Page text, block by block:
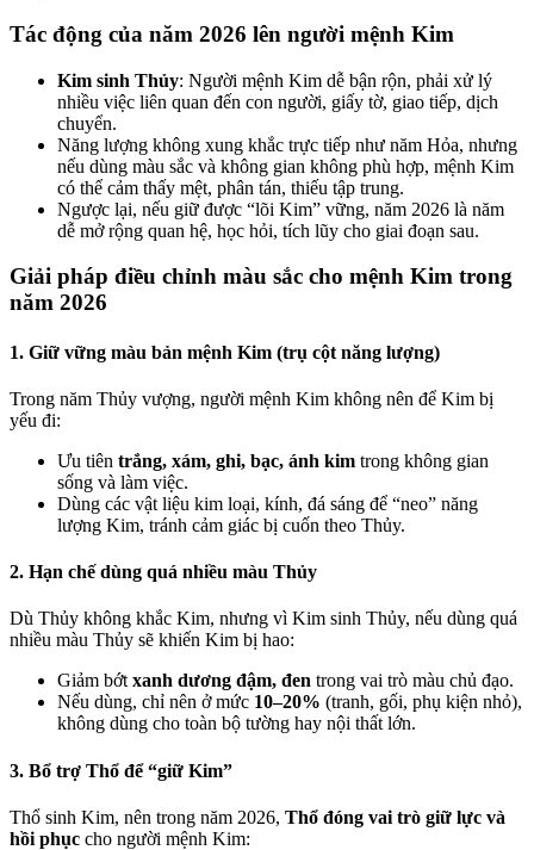
Tác động của năm 2026 lên người mệnh Kim
Kim sinh Thủy: Người mệnh Kim dễ bận rộn, phải xử lý
nhiều việc liên quan đến con người, giấy tờ, giao tiếp, dịch
chuyển.
Năng lượng không xung khắc trực tiếp như năm Hỏa, nhưng
nếu dùng màu sắc và không gian không phù hợp, mệnh Kim
có thể cảm thấy mệt, phân tán, thiếu tập trung.
Ngược lại, nếu giữ được “lõi Kim” vững, năm 2026 là năm
dễ mở rộng quan hệ, học hỏi, tích lũy cho giai đoạn sau.
Giải pháp điều chỉnh màu sắc cho mệnh Kim trong
năm 2026
1. Giữ vững màu bản mệnh Kim (trụ cột năng lượng)
Trong năm Thủy vượng, người mệnh Kim không nên để Kim bị
yếu đi:
Ưu tiên trắng, xám, ghi, bạc, ánh kim trong không gian
sống và làm việc.
Dùng các vật liệu kim loại, kính, đá sáng để “neo” năng
lượng Kim, tránh cảm giác bị cuốn theo Thủy.
2. Hạn chế dùng quá nhiều màu Thủy
Dù Thủy không khắc Kim, nhưng vì Kim sinh Thủy, nếu dùng quá
nhiều màu Thủy sẽ khiến Kim bị hao:
Giảm bớt xanh dương đậm, đen trong vai trò màu chủ đạo.
Nếu dùng, chỉ nên ở mức 10–20% (tranh, gối, phụ kiện nhỏ),
không dùng cho toàn bộ tường hay nội thất lớn.
3. Bổ trợ Thổ để “giữ Kim”
Thổ sinh Kim, nên trong năm 2026, Thổ đóng vai trò giữ lực và
hồi phục cho người mệnh Kim: